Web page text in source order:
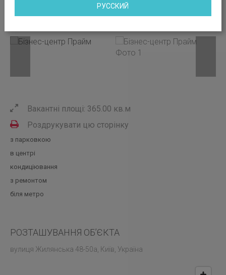
Вакантні площі: 365.00 кв.м
Роздрукувати цю сторінку
з парковкою
в центрі
кондиціювання
з ремонтом
біля метро
РОЗТАШУВАННЯ ОБ’ЄКТА
вулиця Жилянська 48-50а, Київ, Україна
РУССКИЙ